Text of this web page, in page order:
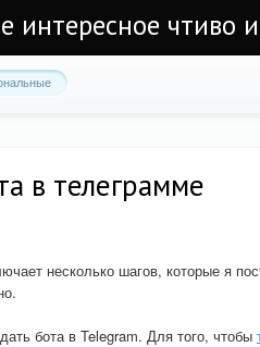
интересное чтиво
в телеграмме
несколько шагов, которые я
бота в Telegram. Для того, чтобы